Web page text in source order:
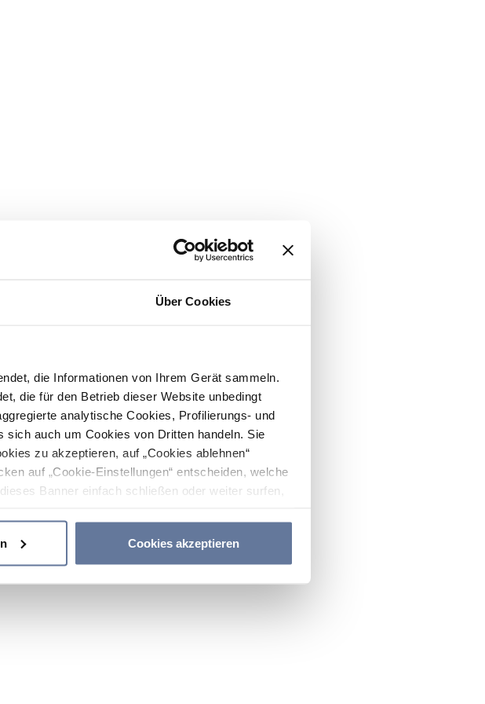
Über Cookies
die Informationen von Ihrem Gerät sammeln.
die für den Betrieb dieser Website unbedingt
analytische Cookies, Profilierungs- und
auch um Cookies von Dritten handeln. Sie
zu akzeptieren, auf „Cookies ablehnen“
auf „Cookie-Einstellungen“ entscheiden, welche
Banner einfach schließen oder weiter surfen,
Cookies akzeptieren